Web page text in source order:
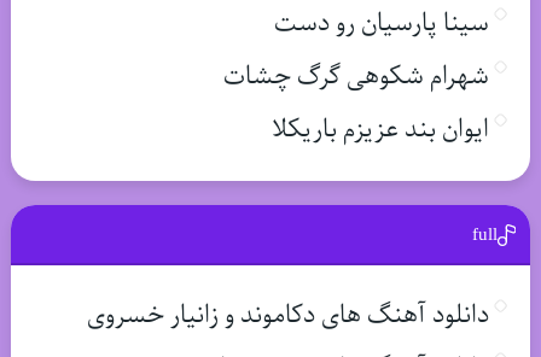
سینا پارسیان رو دست
شهرام شکوهی گرگ چشات
ایوان بند عزیزم باریکلا
full
دانلود آهنگ های دکاموند و زانیار خسروی